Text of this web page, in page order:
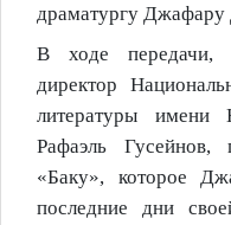
драматургу
В ходе передачи,
директор
литературы имени
Рафаэль Гусейнов,
«Баку», которое
последние дни